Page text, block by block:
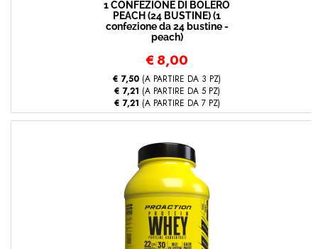
1 CONFEZIONE DI BOLERO
PEACH (24 BUSTINE) (1
confezione da 24 bustine -
peach)
€ 8,00
€ 7,50 (A PARTIRE DA 3 PZ)
€ 7,21 (A PARTIRE DA 5 PZ)
€ 7,21 (A PARTIRE DA 7 PZ)